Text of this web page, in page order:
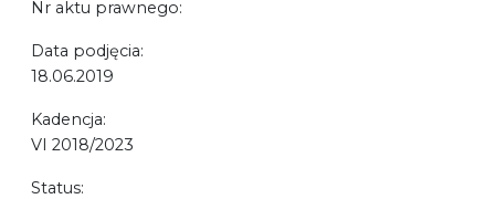
Nr aktu prawnego:
Data podjęcia:
18.06.2019
Kadencja:
VI 2018/2023
Status: